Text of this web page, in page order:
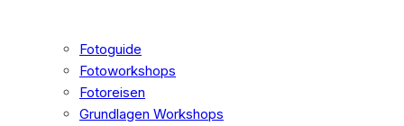
Fotoguide
Fotoworkshops
Fotoreisen
Grundlagen Workshops